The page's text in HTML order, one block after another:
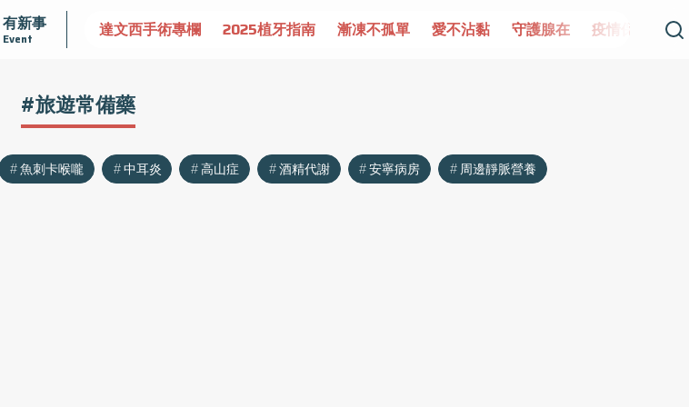
有新事
Event
守護骨骼健康 達文西手術專欄 2025植牙指南 漸凍不孤單 愛不沾黏 守護腺在 疫情保衛戰
#旅遊常備藥
魚刺卡喉嚨 中耳炎 高山症 酒精代謝 安寧病房 周邊靜脈營養